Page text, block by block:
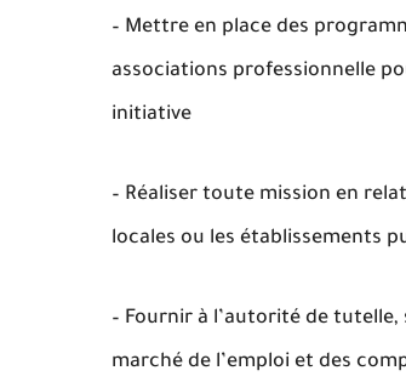
– Mettre en place des
associations professionnelle
initiative
– Réaliser toute mission en
locales ou les établissements
– Fournir à l’autorité de
marché de l’emploi et des